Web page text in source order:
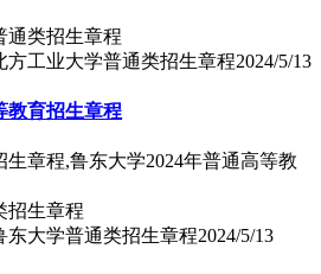
方工业大学普通类招生章程2024/5/13
教育招生章程
生章程,鲁东大学2024年普通高等教
东大学普通类招生章程2024/5/13